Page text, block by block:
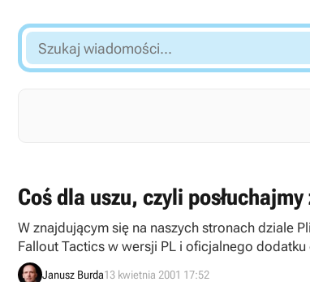
Szukaj
wiadomości...
Coś dla uszu, czyli
W znajdującym się na naszych stronach dziale
Fallout Tactics w wersji PL i oficjalnego
Janusz Burda13 kwietnia 2001 17:52